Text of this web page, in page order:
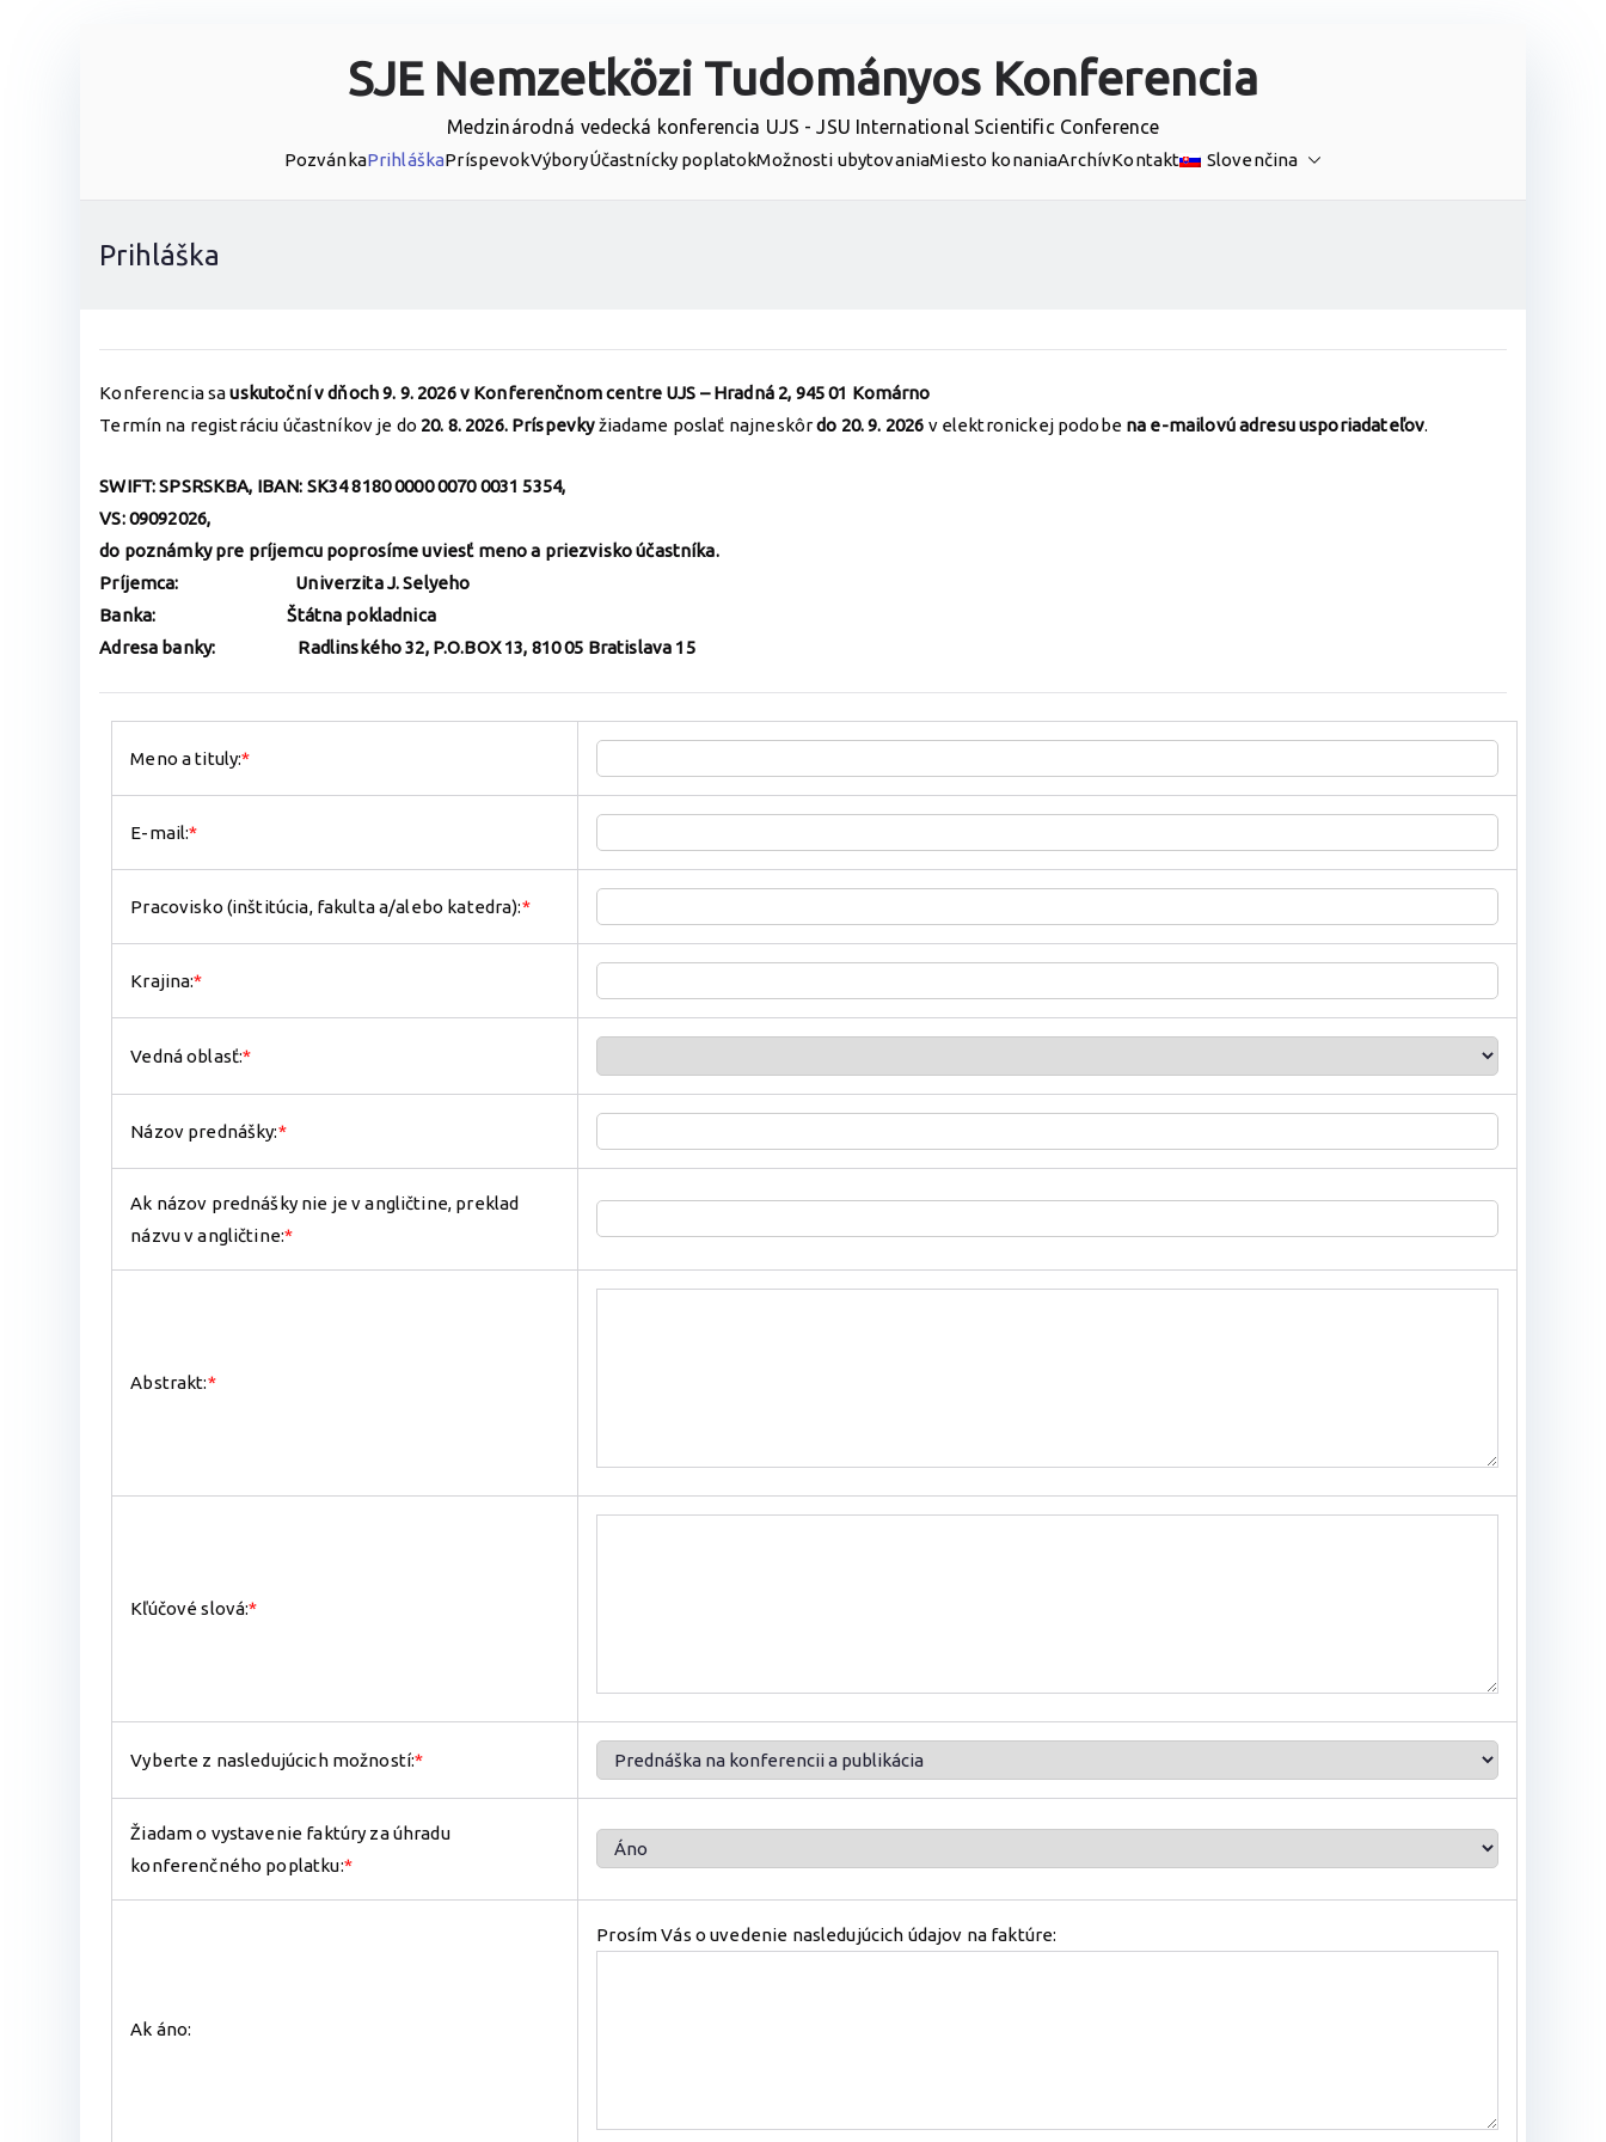
SJE Nemzetközi Tudományos Konferencia
Medzinárodná vedecká konferencia UJS - JSU International Scientific Conference
PozvánkaPrihláškaPríspevokVýboryÚčastnícky poplatokMožnosti ubytovaniaMiesto konaniaArchívKontakt Slovenčina
Prihláška
Konferencia sauskutoční v dňoch 9. 9. 2026 v Konferenčnom centre UJS – Hradná 2, 945 01 Komárno
Termín na registráciu účastníkov je do 20. 8. 2026. Príspevkyžiadame poslať najneskôrdo 20. 9. 2026 v elektronickej podobe na e-mailovú adresu usporiadateľov.
SWIFT: SPSRSKBA, IBAN: SK34 8180 0000 0070 0031 5354,
VS: 09092026,
do poznámky pre príjemcu poprosíme uviesť meno a priezvisko účastníka.
Príjemca: Univerzita J. Selyeho
Banka: Štátna pokladnica
Adresa banky:
Radlinského 32, P.O.BOX 13, 810 05 Bratislava 15
Meno a tituly:*
E-mail:*
Pracovisko (inštitúcia, fakulta a/alebo katedra):*
Krajina:*
Vedná oblasť:*
Názov prednášky:*
Ak názov prednášky nie je v angličtine, preklad
názvu v angličtine:*
Abstrakt:*
Kľúčové slová:*
Vyberte z nasledujúcich možností:*
Žiadam o vystavenie faktúry za úhradu
konferenčného poplatku:*
Ak áno:
Prosím Vás o uvedenie nasledujúcich údajov na faktúre: